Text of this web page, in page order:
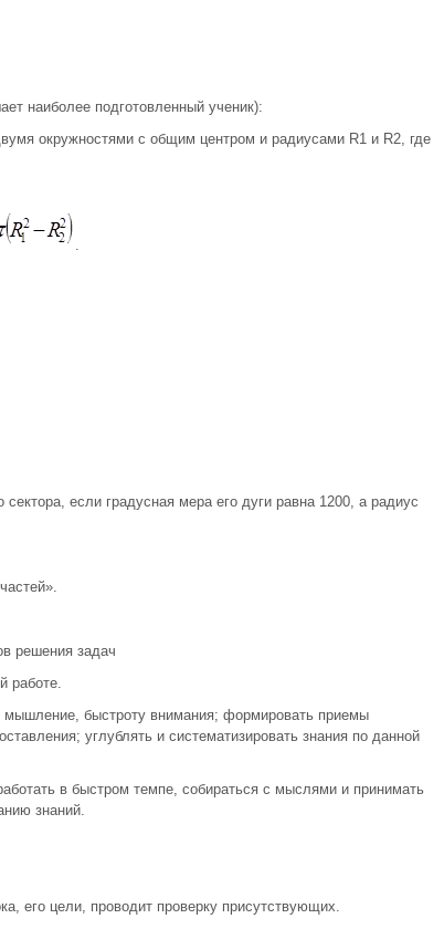
наиболее подготовленный ученик):
окружностями с общим центром и радиусами R1 и R2, где
.
если градусная мера его дуги равна 1200, а радиус
решения задач
работе.
мышление, быстроту внимания; формировать приемы
углублять и систематизировать знания по данной
в быстром темпе, собираться с мыслями и принимать
знаний.
его цели, проводит проверку присутствующих.